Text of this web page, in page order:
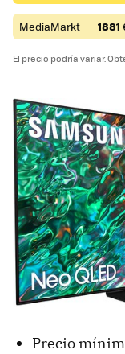
MediaMarkt — 1881
El precio podría variar.
Precio